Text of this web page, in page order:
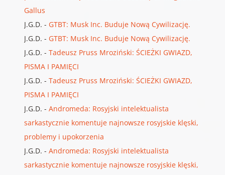
Gallus
J.G.D. - GTBT: Musk Inc. Buduje Nową Cywilizację.
J.G.D. - GTBT: Musk Inc. Buduje Nową Cywilizację.
J.G.D. - Tadeusz Pruss Mroziński: ŚCIEŻKI GWIAZD,
PISMA I PAMIĘCI
J.G.D. - Tadeusz Pruss Mroziński: ŚCIEŻKI GWIAZD,
PISMA I PAMIĘCI
J.G.D. - Andromeda: Rosyjski intelektualista
sarkastycznie komentuje najnowsze rosyjskie klęski,
problemy i upokorzenia
J.G.D. - Andromeda: Rosyjski intelektualista
sarkastycznie komentuje najnowsze rosyjskie klęski,